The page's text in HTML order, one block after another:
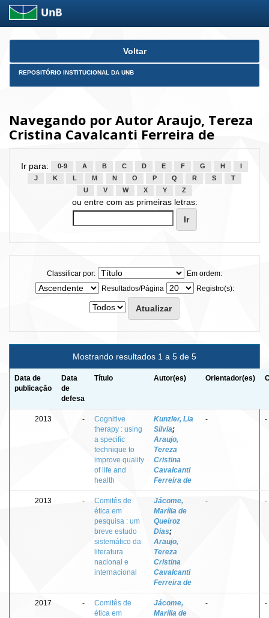
Skip
Voltar
REPOSITÓRIO INSTITUCIONAL DA UNB
Navegando por Autor Araujo, Tereza
Cristina Cavalcanti Ferreira de
Ir para: 0-9 A B C D E F G H
J
K L M N O P Q R S
T
U
V W X Y Z
ou entre com as primeiras letras:
Classificar por:
Em ordem:
Resultados/Página
Registro(s):
Mostrando resultados 1 a 5 de 5
Data de
publicação
Data
de
defesa
Título Autor(es) Orientador(es)
2013 -
Cognitive
therapy : using
a specific
technique to
improve quality
of life and
health
Kunzler, Lia
Sílvia;
Araujo,
Tereza
Cristina
Cavalcanti
Ferreira de
- -
2013 -
Comitês de
ética em
pesquisa : um
breve estudo
sistemático da
literatura
nacional e
internacional
Jácome,
Marília de
Queiroz
Dias;
Araujo,
Tereza
Cristina
Cavalcanti
Ferreira de
- -
2017 -
Comitês de
ética em
Jácome,
Marília de
- -